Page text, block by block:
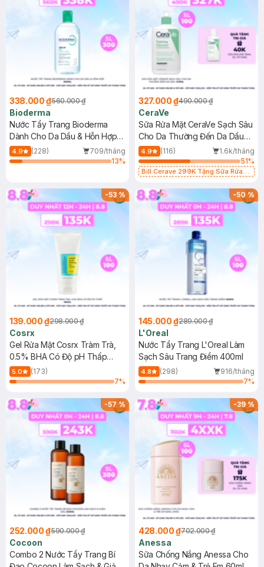
338.000 ₫560.000 ₫
Bioderma
Nước Tẩy Trang Bioderma
Dành Cho Da Dầu & Hỗn Hợp
500ml
4.9 (228)
709/tháng
13%
327.000 ₫490.000 ₫
CeraVe
Sữa Rửa Mặt CeraVe Sạch Sâu
Cho Da Thường Đến Da Dầu
473ml
4.9 (116)
1.6k/tháng
51%
Bill Cerave 299K Tặng Sữa Rửa
-53%
139.000 ₫298.000 ₫
Cosrx
Gel Rửa Mặt Cosrx Tràm Trà,
0.5% BHA Có Độ pH Thấp
150ml
5.0
(173)
7%
-50%
145.000 ₫289.000 ₫
L'Oreal
Nước Tẩy Trang L'Oreal Làm
Sạch Sâu Trang Điểm 400ml
4.8 (298)
916/tháng
7%
-57%
252.000 ₫590.000 ₫
Cocoon
Combo 2 Nước Tẩy Trang Bí
-39%
428.000 ₫702.000 ₫
Anessa
Sữa Chống Nắng Anessa Cho